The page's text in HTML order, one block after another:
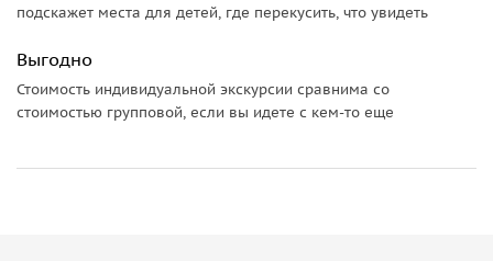
подскажет места для детей, где перекусить, что увидеть
Выгодно
Стоимость индивидуальной экскурсии сравнима со
стоимостью групповой, если вы идете с кем-то еще